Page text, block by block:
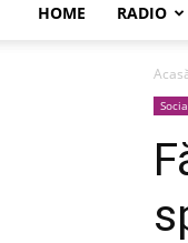
HOME RADIO